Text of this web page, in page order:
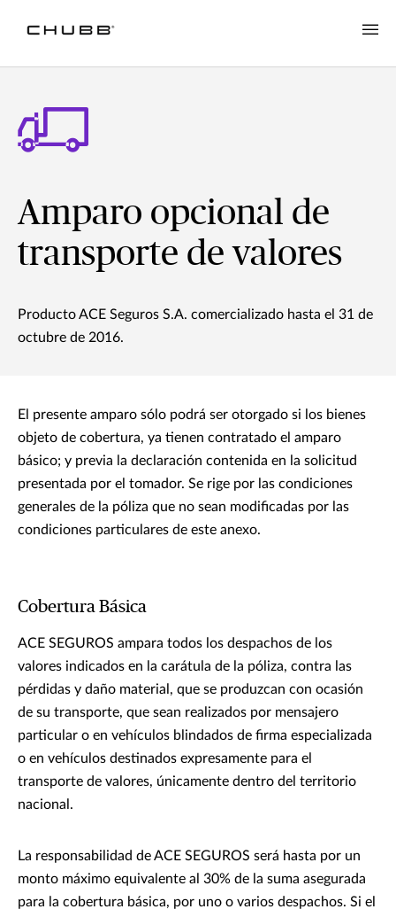
Amparo opcional de
transporte de valores
Producto ACE Seguros S.A. comercializado hasta el 31 de
octubre de 2016.
El presente amparo sólo podrá ser otorgado si los bienes
objeto de cobertura, ya tienen contratado el amparo
básico; y previa la declaración contenida en la solicitud
presentada por el tomador. Se rige por las condiciones
generales de la póliza que no sean modificadas por las
condiciones particulares de este anexo.
Cobertura Básica
ACE SEGUROS ampara todos los despachos de los
valores indicados en la carátula de la póliza, contra las
pérdidas y daño material, que se produzcan con ocasión
de su transporte, que sean realizados por mensajero
particular o en vehículos blindados de firma especializada
o en vehículos destinados expresamente para el
transporte de valores, únicamente dentro del territorio
nacional.
La responsabilidad de ACE SEGUROS será hasta por un
monto máximo equivalente al 30% de la suma asegurada
para la cobertura básica, por uno o varios despachos. Si el